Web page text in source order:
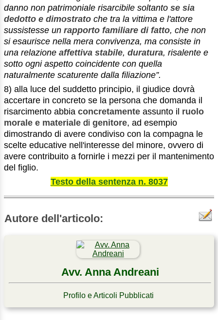
danno non patrimoniale risarcibile soltanto se sia
dedotto e dimostrato che tra la vittima e l'attore
sussistesse un rapporto familiare di fatto, che non
si esaurisce nella mera convivenza, ma consiste in
una relazione affettiva stabile, duratura, risalente e
sotto ogni aspetto coincidente con quella
naturalmente scaturente dalla filiazione”.
8) alla luce del suddetto principio, il giudice dovrà
accertare in concreto se la persona che domanda il
risarcimento abbia concretamente assunto il ruolo
morale e materiale di genitore, ad esempio
dimostrando di avere condiviso con la compagna le
scelte educative nell'interesse del minore, ovvero di
avere contribuito a fornirle i mezzi per il mantenimento
del figlio.
Testo della sentenza n. 8037
Autore dell'articolo:
Avv. Anna Andreani
Profilo e Articoli Pubblicati